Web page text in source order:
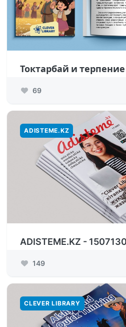
Токтарбай и терпение
69
ADISTEME.KZ
ADISTEME.KZ -
149
CLEVER LIBRARY